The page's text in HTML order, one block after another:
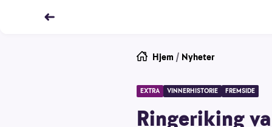
Hjem / Nyheter
EXTRA VINNERHISTORIE FREMSIDE
Ringeriking